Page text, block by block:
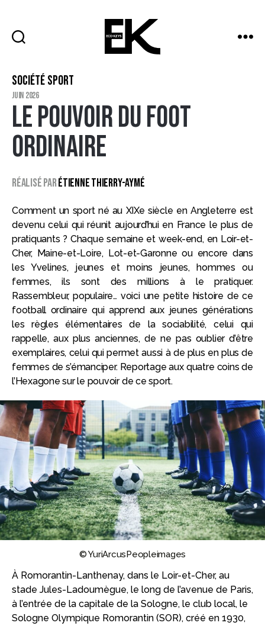
Catégories
SOCIÉTÉSPORT
juin 2026
LE POUVOIR DU FOOT
ORDINAIRE
Réalisé parÉtienne Thierry-Aymé
Comment un sport né au XIXe siècle en Angleterre est
devenu celui qui réunit aujourd’hui en France le plus de
pratiquants ? Chaque semaine et week-end, en Loir-et-
Cher, Maine-et-Loire, Lot-et-Garonne ou encore dans
les Yvelines, jeunes et moins jeunes, hommes ou
femmes, ils sont des millions à le pratiquer.
Rassembleur, populaire… voici une petite histoire de ce
football ordinaire qui apprend aux jeunes générations
les règles élémentaires de la sociabilité, celui qui
rappelle, aux plus anciennes, de ne pas oublier d’être
exemplaires, celui qui permet aussi à de plus en plus de
femmes de s’émanciper. Reportage aux quatre coins de
l’Hexagone sur le pouvoir de ce sport.
© YuriArcusPeopleimages
À Romorantin-Lanthenay, dans le Loir-et-Cher, au
stade Jules-Ladoumègue, le long de l’avenue de Paris,
à l’entrée de la capitale de la Sologne, le club local, le
Sologne Olympique Romorantin (SOR), créé en 1930,